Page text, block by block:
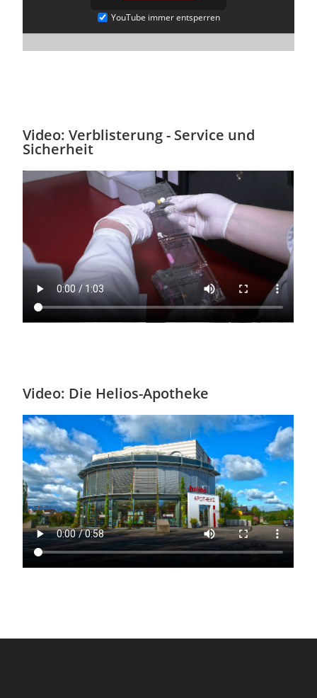
YouTube immer entsperren
Video: Verblisterung - Service und
Sicherheit
Video: Die Helios-Apotheke